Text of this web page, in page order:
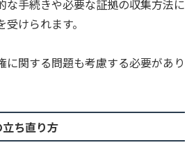
な手続きや必要な証拠の収集方法に
けられます。
に関する問題も考慮する必要があり
ち直り方